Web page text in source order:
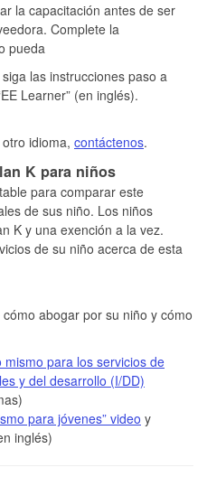
la capacitación antes de ser
Complete la
pueda
las instrucciones paso a
Learner” (en inglés).
idioma, contáctenos.
K para niños
para comparar este
de sus niño. Los niños
K y una exención a la vez.
de su niño acerca de esta
abogar por su niño y cómo
para los servicios de
y del desarrollo (I/DD)
para jóvenes” video y
inglés)